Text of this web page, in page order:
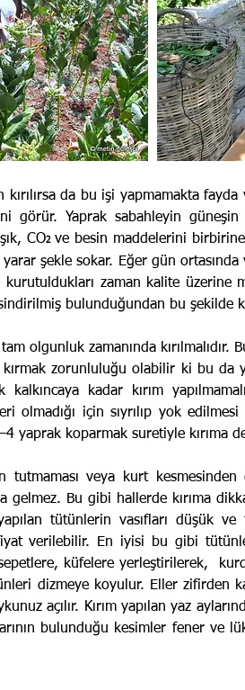
da bu işi yapmamakta
görür. Yaprak sabahleyin
CO2ve besin maddelerini birbirine
şekle sokar. Eğer gün
zaman kalite üzerine
bulunduğundan bu şekilde
olgunluk zamanında
zorunluluğu olabilir ki bu da
kadar kırım
olmadığı için sıyrılıp yok
yaprak koparmak suretiyle kırıma
tutmaması veya kurt
gelmez. Bu gibi hallerde kırıma
tütünlerin vasıfları düşük
fiyat verilebilir. En iyisi bu gibi
sepetlere, küfelere yerleştirilerek,
dizmeye koyulur. Eller zifirden
açılır. Kırım yapılan yaz
bulunduğu kesimler fener ve